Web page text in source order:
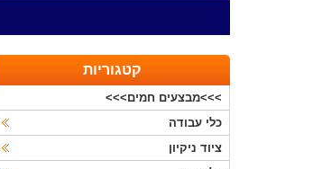
קטגוריות
>>>מבצעים חמים>>>
כלי עבודה
ציוד ניקיון